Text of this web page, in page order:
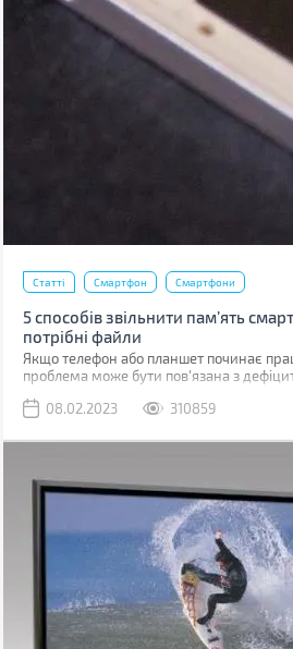
Статті Смартфон Смартфони
5 способів звільнити пам’ять
потрібні файли
Якщо телефон або планшет починає
проблема може бути пов'язана з
08.02.2023
310859